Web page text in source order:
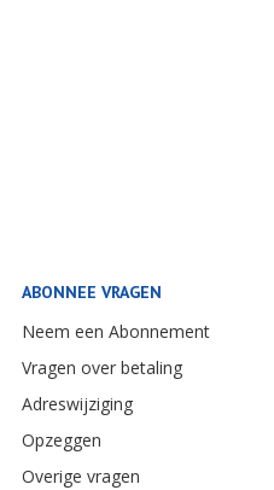
ABONNEE VRAGEN
Neem een Abonnement
Vragen over betaling
Adreswijziging
Opzeggen
Overige vragen